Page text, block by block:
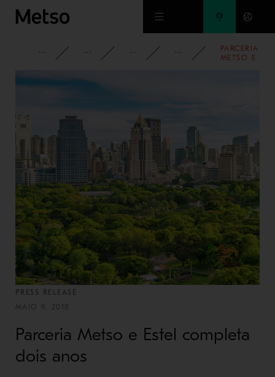
Ir para o conteúdo principal
CORPORATIVOMÍDIA NOTICIAS 2018PARCERIA
METSO E
PRESS RELEASE
MAIO 9, 2018
Parceria Metso e Estel completa
dois anos